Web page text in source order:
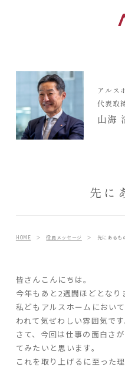
展示場
見学会
資料請求
ARS HOMEとは
- ARS WAY
- 設計コンセプト
- 商品コンセプト
デザイン
POSTS
お知らせ
アルス
代表取
山海
先に
HOME ＞役員メッセージ ＞ 先にあるも
皆さんこんにちは。
今年もあと2週間ほどとなり
私どもアルスホームにおい
われて気ぜわしい雰囲気です
さて、今回は仕事の面白さ
てみたいと思います。
これを取り上げるに至った